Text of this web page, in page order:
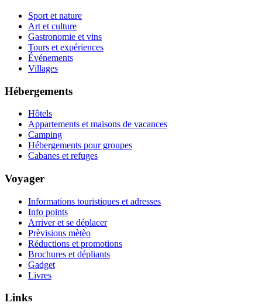
Sport et nature
Art et culture
Gastronomie et vins
Tours et expériences
Événements
Villages
Hébergements
Hôtels
Appartements et maisons de vacances
Camping
Hébergements pour groupes
Cabanes et refuges
Voyager
Informations touristiques et adresses
Info points
Arriver et se déplacer
Prèvisions mètèo
Réductions et promotions
Brochures et dépliants
Gadget
Livres
Links